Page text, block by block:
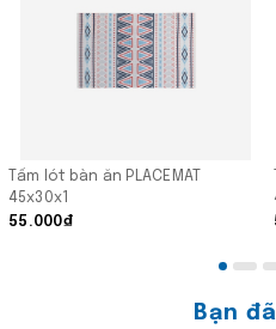
Tấm lót bàn ăn PLACEMAT
45x30x1
55.000₫
Bạn